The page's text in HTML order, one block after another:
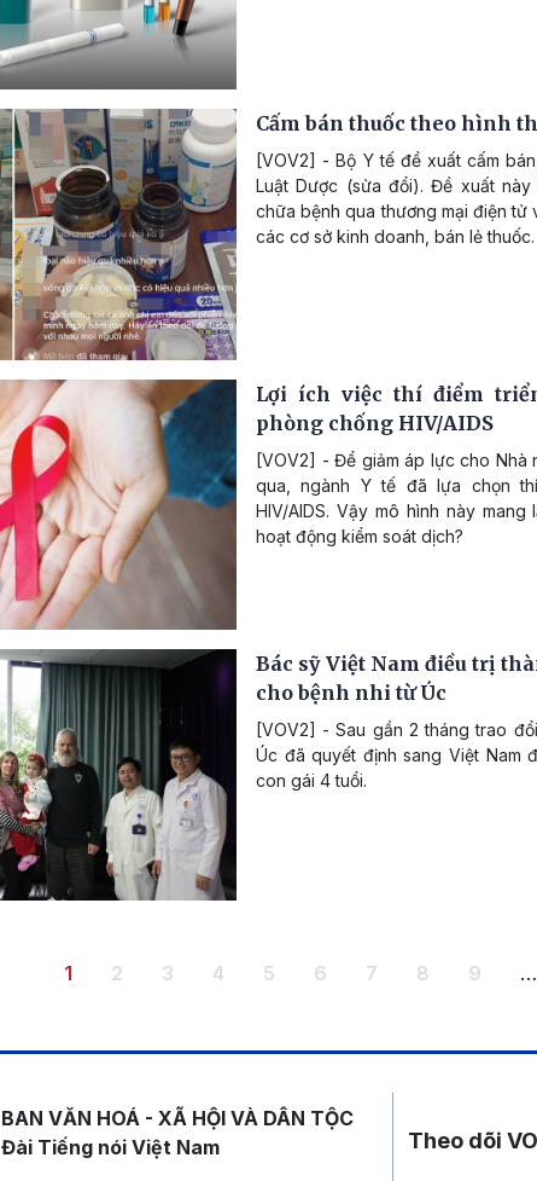
Cấm bán thuốc theo hình
[VOV2] - Bộ Y tế đề xuất cấm
Luật Dược (sửa đổi). Đề xuất
chữa bệnh qua thương mại điện
các cơ sở kinh doanh, bán lẻ thuốc.
Lợi ích việc thí điểm
phòng chống HIV/AIDS
[VOV2] - Để giảm áp lực cho Nhà
qua, ngành Y tế đã lựa chọn
HIV/AIDS. Vậy mô hình này
hoạt động kiểm soát dịch?
Bác sỹ Việt Nam điều trị
cho bệnh nhi từ Úc
[VOV2] - Sau gần 2 tháng trao
Úc đã quyết định sang Việt Nam
con gái 4 tuổi.
Trang hiện thời
1 Trang
2 Trang
3 Trang
4 Trang
5 Trang
6 Trang
7 Trang
8 Trang
9 …
BAN VĂN HOÁ - XÃ HỘI VÀ DÂN TỘC
Đài Tiếng nói Việt Nam
Mạng
Theo dõi